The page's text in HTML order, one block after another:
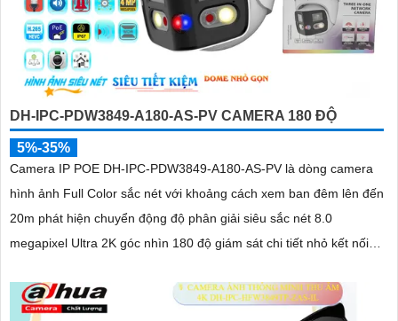
DH-IPC-PDW3849-A180-AS-PV CAMERA 180 ĐỘ
5%-35%
Camera IP POE DH-IPC-PDW3849-A180-AS-PV là dòng camera
hình ảnh Full Color sắc nét với khoảng cách xem ban đêm lên đến
20m phát hiện chuyển động độ phân giải siêu sắc nét 8.0
megapixel Ultra 2K góc nhìn 180 độ giám sát chi tiết nhỏ kết nối